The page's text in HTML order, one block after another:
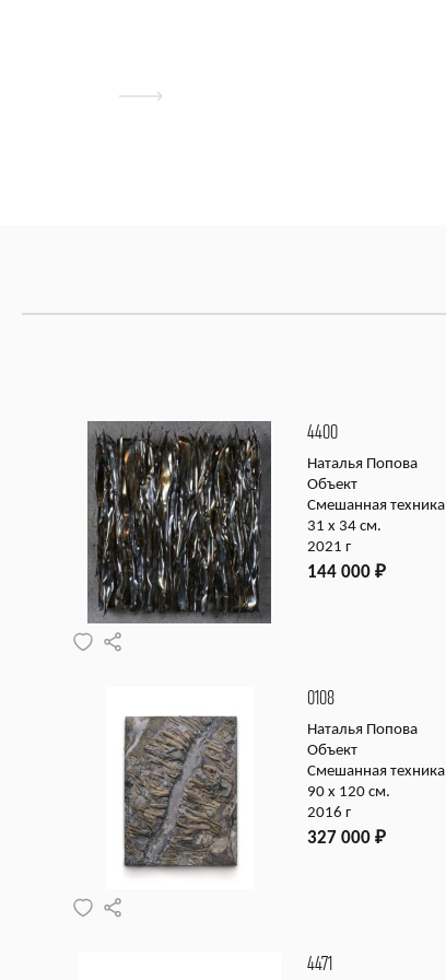
4400
Наталья Попова
Объект
Смешанная техника
31 х 34 см.
2021 г
144 000 ₽
0108
Наталья Попова
Объект
Смешанная техника
90 х 120 см.
2016 г
327 000 ₽
4471